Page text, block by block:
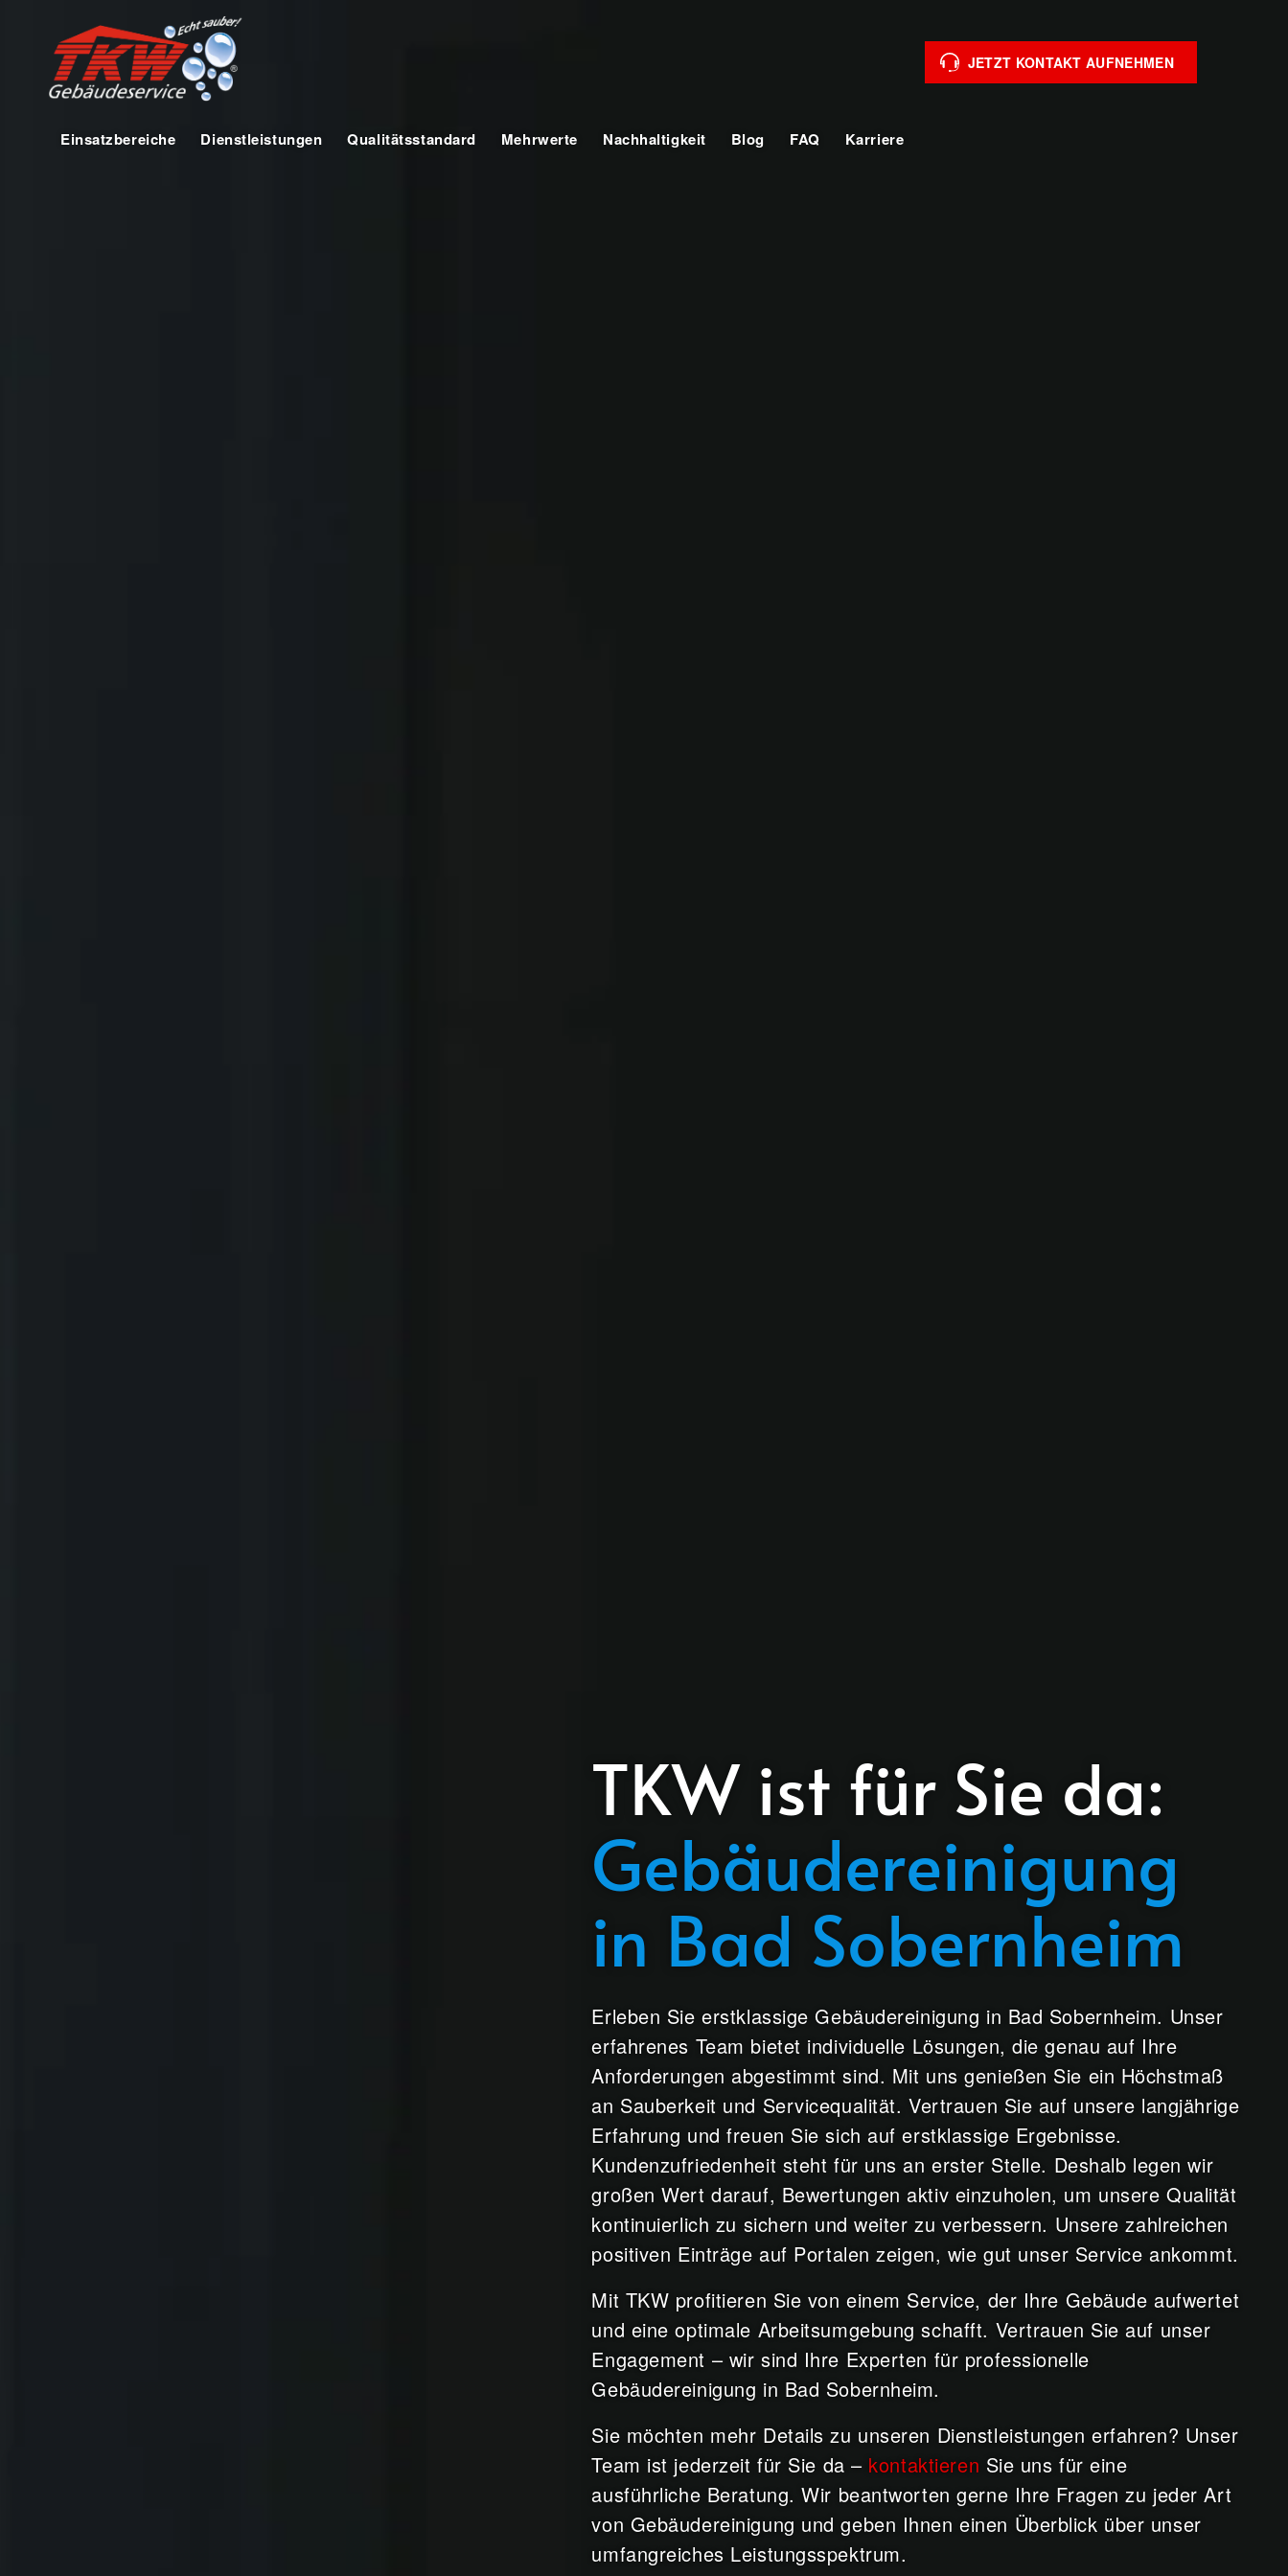
Einsatzbereiche Dienstleistungen Qualitätsstandard Mehrwerte Nachhaltigkeit Blog FAQ Karriere
JETZT KONTAKT AUFNEHMEN
TKW ist für Sie da:
Gebäudereinigung
in Bad Sobernheim
Erleben Sie erstklassige Gebäudereinigung in Bad Sobernheim. Unser
erfahrenes Team bietet individuelle Lösungen, die genau auf Ihre
Anforderungen abgestimmt sind. Mit uns genießen Sie ein Höchstmaß
an Sauberkeit und Servicequalität. Vertrauen Sie auf unsere langjährige
Erfahrung und freuen Sie sich auf erstklassige Ergebnisse.
Kundenzufriedenheit steht für uns an erster Stelle. Deshalb legen wir
großen Wert darauf, Bewertungen aktiv einzuholen, um unsere Qualität
kontinuierlich zu sichern und weiter zu verbessern. Unsere zahlreichen
positiven Einträge auf Portalen zeigen, wie gut unser Service ankommt.
Mit TKW profitieren Sie von einem Service, der Ihre Gebäude aufwertet
und eine optimale Arbeitsumgebung schafft. Vertrauen Sie auf unser
Engagement – wir sind Ihre Experten für professionelle
Gebäudereinigung in Bad Sobernheim.
Sie möchten mehr Details zu unseren Dienstleistungen erfahren? Unser
Team ist jederzeit für Sie da – kontaktieren Sie uns für eine
ausführliche Beratung. Wir beantworten gerne Ihre Fragen zu jeder Art
von Gebäudereinigung und geben Ihnen einen Überblick über unser
umfangreiches Leistungsspektrum.